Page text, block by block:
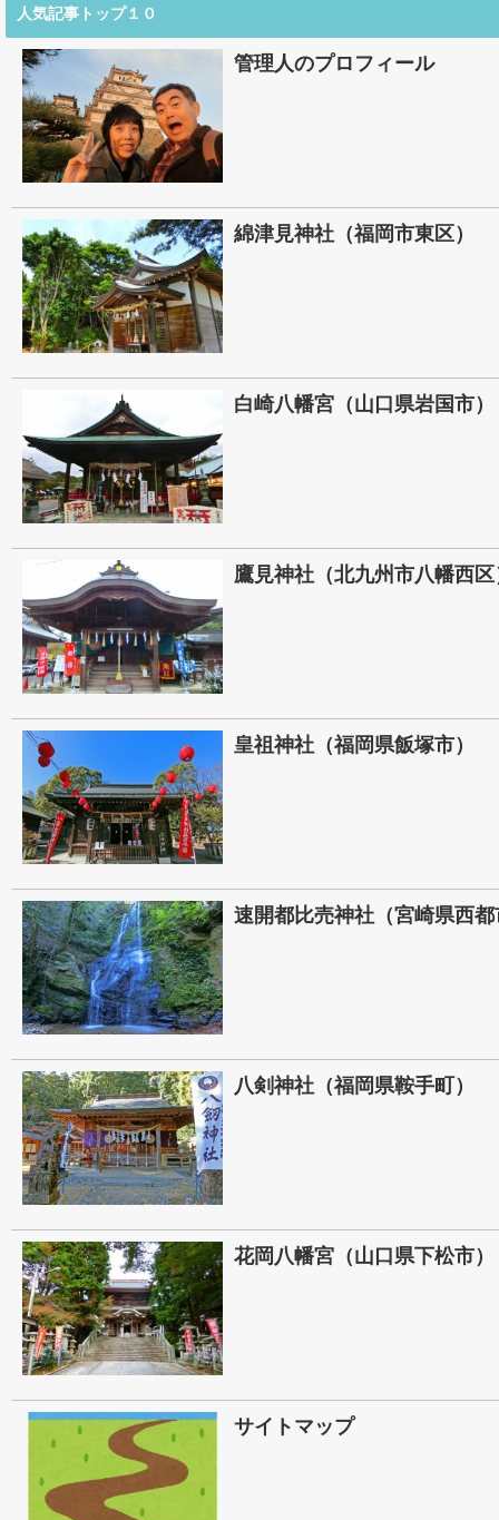
人気記事トップ１０
管理人のプロフィール
綿津見神社（福岡市東区）
白崎八幡宮（山口県岩国市）
鷹見神社（北九州市八幡西区
皇祖神社（福岡県飯塚市）
速開都比売神社（宮崎県西
八剣神社（福岡県鞍手町）
花岡八幡宮（山口県下松市）
サイトマップ